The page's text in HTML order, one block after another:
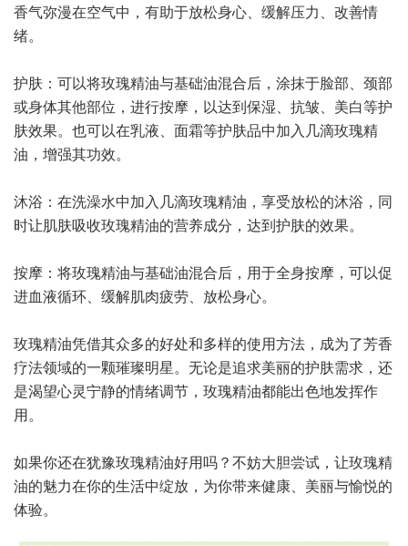
香气弥漫在空气中，有助于放松身心、缓解压力、改善情
绪。
护肤：可以将玫瑰精油与基础油混合后，涂抹于脸部、颈部
或身体其他部位，进行按摩，以达到保湿、抗皱、美白等护
肤效果。也可以在乳液、面霜等护肤品中加入几滴玫瑰精
油，增强其功效。
沐浴：在洗澡水中加入几滴玫瑰精油，享受放松的沐浴，同
时让肌肤吸收玫瑰精油的营养成分，达到护肤的效果。
按摩：将玫瑰精油与基础油混合后，用于全身按摩，可以促
进血液循环、缓解肌肉疲劳、放松身心。
玫瑰精油凭借其众多的好处和多样的使用方法，成为了芳香
疗法领域的一颗璀璨明星。无论是追求美丽的护肤需求，还
是渴望心灵宁静的情绪调节，玫瑰精油都能出色地发挥作
用。
如果你还在犹豫玫瑰精油好用吗？不妨大胆尝试，让玫瑰精
油的魅力在你的生活中绽放，为你带来健康、美丽与愉悦的
体验。